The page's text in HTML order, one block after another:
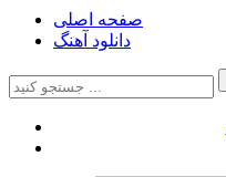
صفحه اصلی
دانلود آهنگ